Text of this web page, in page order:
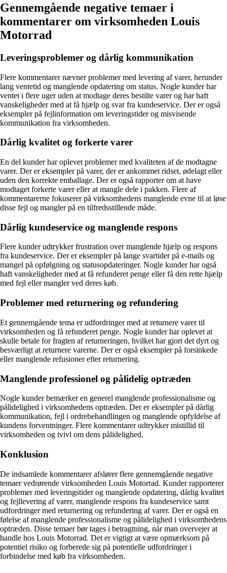
Gennemgående negative temaer i
kommentarer om virksomheden Louis
Motorrad
Leveringsproblemer og dårlig kommunikation
Flere kommentarer nævner problemer med levering af varer, herunder
lang ventetid og manglende opdatering om status. Nogle kunder har
ventet i flere uger uden at modtage deres bestilte varer og har haft
vanskeligheder med at få hjælp og svar fra kundeservice. Der er også
eksempler på fejlinformation om leveringstider og misvisende
kommunikation fra virksomheden.
Dårlig kvalitet og forkerte varer
En del kunder har oplevet problemer med kvaliteten af de modtagne
varer. Der er eksempler på varer, der er ankommet ridset, ødelagt eller
uden den korrekte emballage. Der er også rapporter om at have
modtaget forkerte varer eller at mangle dele i pakken. Flere af
kommentarerne fokuserer på virksomhedens manglende evne til at løse
disse fejl og mangler på en tilfredsstillende måde.
Dårlig kundeservice og manglende respons
Flere kunder udtrykker frustration over manglende hjælp og respons
fra kundeservice. Der er eksempler på lange svartider på e-mails og
mangel på opfølgning og statusopdateringer. Nogle kunder har også
haft vanskeligheder med at få refunderet penge eller få den rette hjælp
med fejl eller mangler ved deres køb.
Problemer med returnering og refundering
Et gennemgående tema er udfordringer med at returnere varer til
virksomheden og få refunderet penge. Nogle kunder har oplevet at
skulle betale for fragten af returneringen, hvilket har gjort det dyrt og
besværligt at returnere varerne. Der er også eksempler på forsinkede
eller manglende refusioner efter returnering.
Manglende professionel og pålidelig optræden
Nogle kunder bemærker en generel manglende professionalisme og
pålidelighed i virksomhedens optræden. Der er eksempler på dårlig
kommunikation, fejl i ordrebehandlingen og manglende opfyldelse af
kundens forventninger. Flere kommentarer udtrykker mistillid til
virksomheden og tvivl om dens pålidelighed.
Konklusion
De indsamlede kommentarer afslører flere gennemgående negative
temaer vedrørende virksomheden Louis Motorrad. Kunder rapporterer
problemer med leveringstider og manglende opdatering, dårlig kvalitet
og fejllevering af varer, manglende respons fra kundeservice samt
udfordringer med returnering og refundering af varer. Der er også en
følelse af manglende professionalisme og pålidelighed i virksomhedens
optræden. Disse temaer bør tages i betragtning, når man overvejer at
handle hos Louis Motorrad. Det er vigtigt at være opmærksom på
potentiel risiko og forberede sig på potentielle udfordringer i
forbindelse med køb fra virksomheden.